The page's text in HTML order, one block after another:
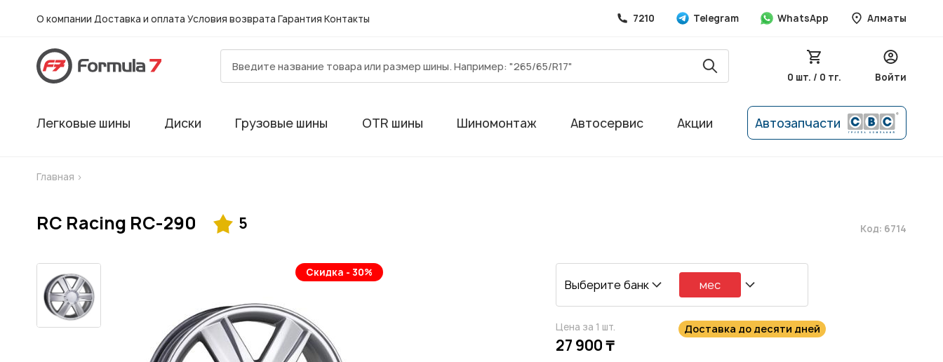
О компании Доставка и оплата Условия возврата Гарантия Контакты 7210 Telegram WhatsApp Алматы
0 шт. / 0 тг. Войти
Легковые шины Диски Грузовые шины OTR шины Шиномонтаж Автосервис Акции Автозапчасти
Главная >
RC Racing RC-290 5 Код: 6714
Скидка - 30%
Выберите банк мес
Цена за 1 шт.
27 900 ₸
Доставка до десяти дней